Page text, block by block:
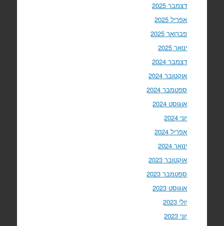
דצמבר 2025
אפריל 2025
פברואר 2025
ינואר 2025
דצמבר 2024
אוקטובר 2024
ספטמבר 2024
אוגוסט 2024
יוני 2024
אפריל 2024
ינואר 2024
אוקטובר 2023
ספטמבר 2023
אוגוסט 2023
יולי 2023
יוני 2023